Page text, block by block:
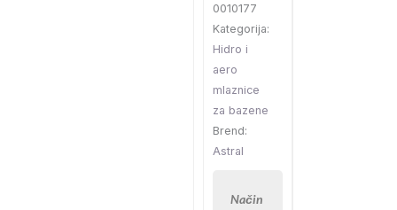
(32641)
količina
0010177
Kategorija:
Hidro i
aero
mlaznice
za bazene
Brend:
Astral
Način